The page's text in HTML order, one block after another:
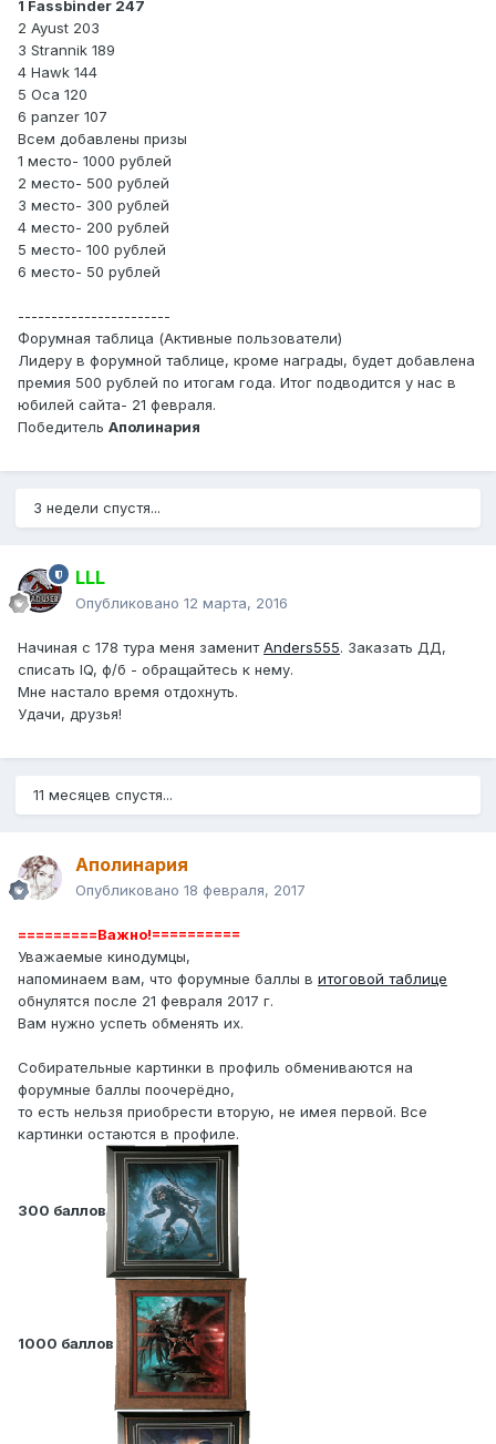
1 Fassbinder 247
2 Ayust 203
3 Strannik 189
4 Hawk 144
5 Оса 120
6 panzer 107
Всем добавлены призы
1 место- 1000 рублей
2 место- 500 рублей
3 место- 300 рублей
4 место- 200 рублей
5 место- 100 рублей
6 место- 50 рублей
-----------------------
Форумная таблица (Активные пользователи)
Лидеру в форумной таблице, кроме награды, будет добавлена
премия 500 рублей по итогам года. Итог подводится у нас в
юбилей сайта- 21 февраля.
Победитель Аполинария
3 недели спустя...
LLL
Опубликовано 12 марта, 2016
Начиная с 178 тура меня заменитAnders555. Заказать ДД,
списать IQ, ф/б - обращайтесь к нему.
Мне настало время отдохнуть.
Удачи, друзья!
11 месяцев спустя...
Аполинария
Опубликовано 18 февраля, 2017
=========Важно!==========
Уважаемые кинодумцы,
напоминаем вам, что форумные баллы в итоговой таблице
обнулятся после 21 февраля 2017 г.
Вам нужно успеть обменять их.
Собирательные картинки в профиль обмениваются на
форумные баллы поочерёдно,
то есть нельзя приобрести вторую, не имея первой. Все
картинки остаются в профиле.
300 баллов
1000 баллов